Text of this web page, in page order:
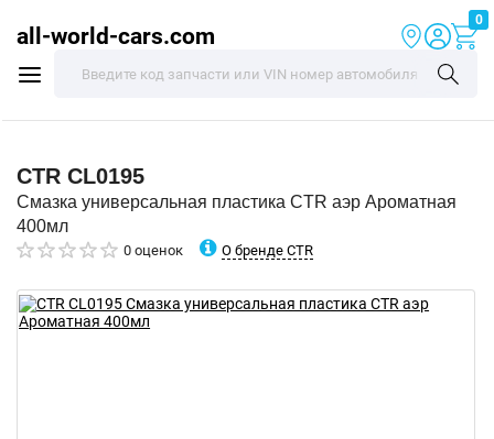
all-world-cars.com
0
CTR CL0195
Смазка универсальная пластика CTR аэр Ароматная
400мл
0 оценок О бренде CTR